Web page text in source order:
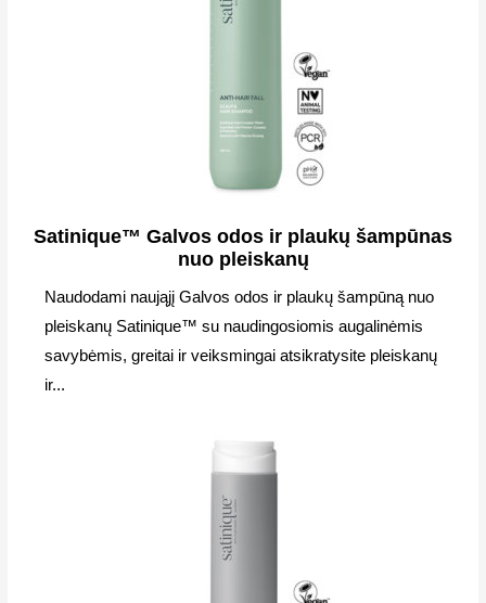
Satinique™ Galvos odos ir plaukų šampūnas
nuo pleiskanų
Naudodami naująjį Galvos odos ir plaukų šampūną nuo
pleiskanų Satinique™ su naudingosiomis augalinėmis
savybėmis, greitai ir veiksmingai atsikratysite pleiskanų
ir...